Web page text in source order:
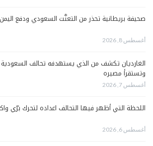
صحيفة بريطانية تحذر من التعنُّت السعودي ودفع
أغسطس 8, 2026
الغارديان تكشف من الذي يستهدفه تحالف السعودية
وتستقرأ مصيره
أغسطس 7, 2026
اللحظة التي أظهر فيها التحالف اعداده لتحرك برّي
أغسطس 6, 2026